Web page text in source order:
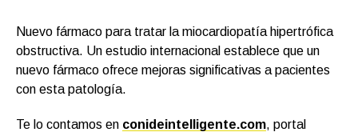
Nuevo fármaco para tratar la miocardiopatía hipertrófica
obstructiva. Un estudio internacional establece que un
nuevo fármaco ofrece mejoras significativas a pacientes
con esta patología.
Te lo contamos en conideintelligente.com, portal